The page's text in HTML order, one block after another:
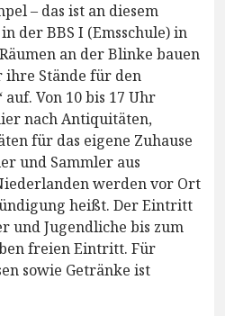
– das ist an diesem
der BBS I (Emsschule) in
an der Blinke bauen
Stände für den
Von 10 bis 17 Uhr
nach Antiquitäten,
für das eigene Zuhause
und Sammler aus
werden vor Ort
heißt. Der Eintritt
und Jugendliche bis zum
freien Eintritt. Für
sowie Getränke ist